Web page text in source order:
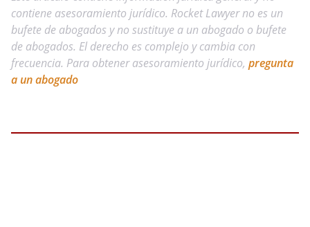
contiene asesoramiento jurídico. Rocket Lawyer no es un
bufete de abogados y no sustituye a un abogado o bufete
de abogados. El derecho es complejo y cambia con
frecuencia. Para obtener asesoramiento jurídico, pregunta
a un abogado